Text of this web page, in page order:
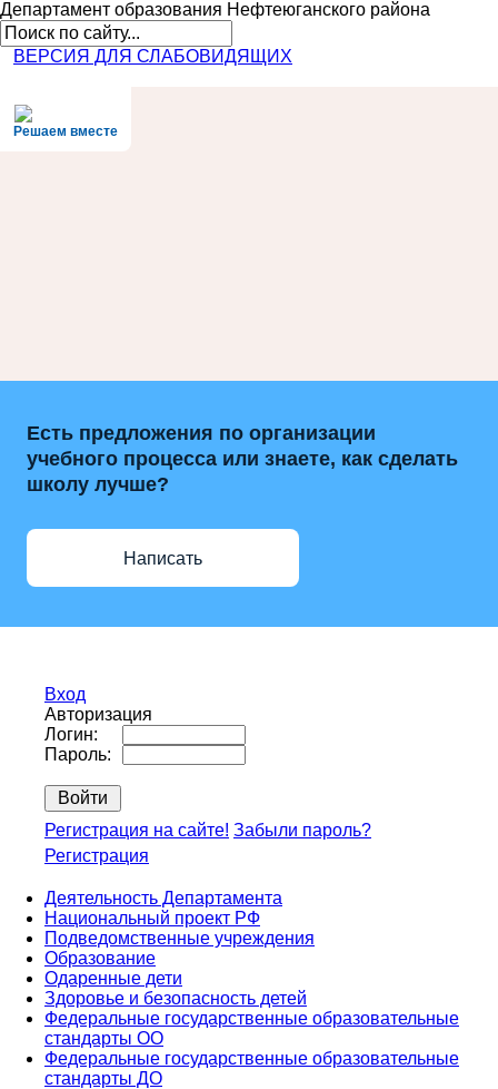
Департамент образования Нефтеюганского района
ВЕРСИЯ ДЛЯ СЛАБОВИДЯЩИХ
Решаем вместе
Есть предложения по организации
учебного процесса или знаете, как сделать
школу лучше?
Написать
Вход
Авторизация
Логин:
Пароль:
Регистрация на сайте! Забыли пароль?
Регистрация
Деятельность Департамента
Национальный проект РФ
Подведомственные учреждения
Образование
Одаренные дети
Здоровье и безопасность детей
Федеральные государственные образовательные
стандарты ОО
Федеральные государственные образовательные
стандарты ДО